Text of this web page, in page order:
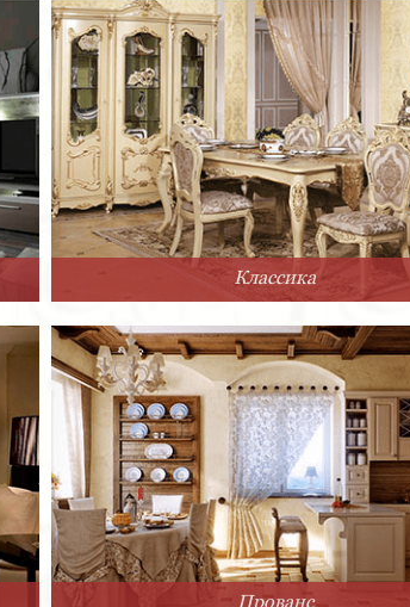
Классика
Прованс